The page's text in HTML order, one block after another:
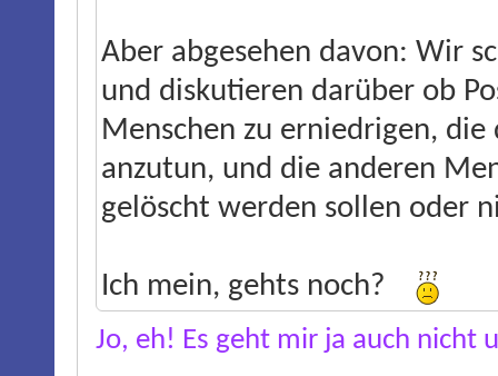
Aber abgesehen davon: Wir
und diskutieren darüber ob
Menschen zu erniedrigen,
anzutun, und die anderen
gelöscht werden sollen oder
Ich mein, gehts noch?
Jo, eh! Es geht mir ja auch nicht